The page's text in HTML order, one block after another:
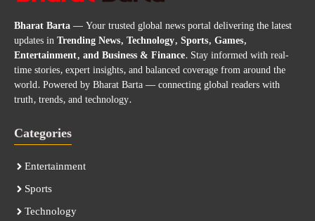
Bharat Barta— Your trusted global news portal delivering the latest
updates inTrending News, Technology, Sports, Games,
Entertainment, and Business & Finance. Stay informed with real-
time stories, expert insights, and balanced coverage from around the
world. Powered by Bharat Barta — connecting global readers with
truth, trends, and technology.
Categories
Entertainment
Sports
Technology